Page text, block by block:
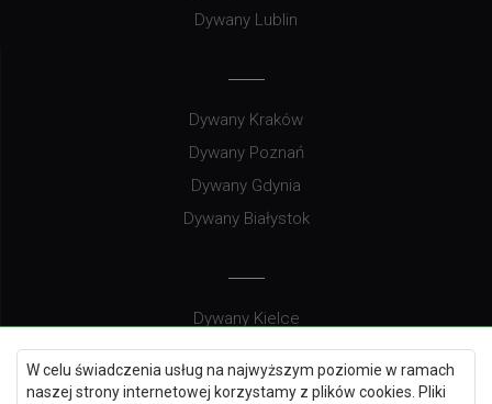
W celu świadczenia usług na najwyższym poziomie w ramach
naszej strony internetowej korzystamy z plików cookies. Pliki
Dywany Lublin
Dywany Kraków
Dywany Poznań
Dywany Gdynia
Dywany Białystok
Dywany Kielce
Dywany Gdańsk
Dywany Toruń